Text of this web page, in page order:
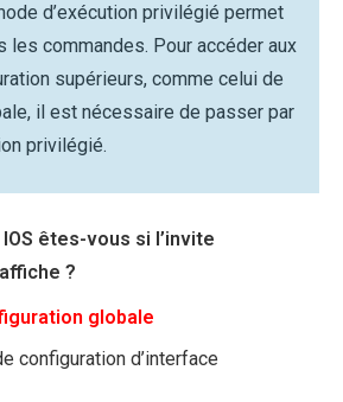
d’exécution privilégié permet
les commandes. Pour accéder aux
supérieurs, comme celui de
il est nécessaire de passer par
privilégié.
êtes-vous si l’invite
?
globale
configuration d’interface